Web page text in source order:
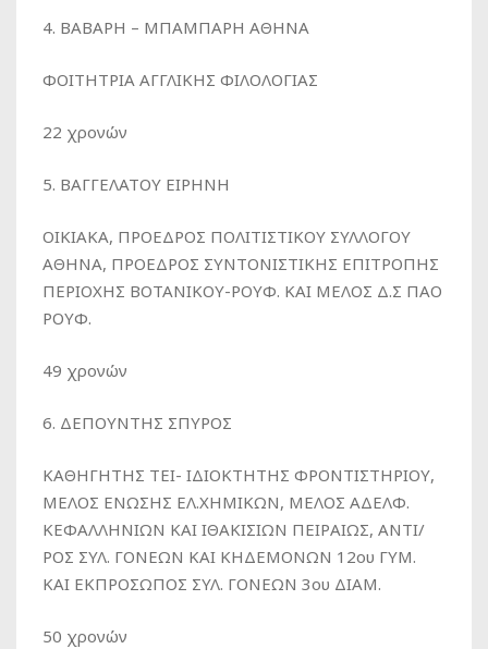
4. ΒΑΒΑΡΗ – ΜΠΑΜΠΑΡΗ ΑΘΗΝΑ
ΦΟΙΤΗΤΡΙΑ ΑΓΓΛΙΚΗΣ ΦΙΛΟΛΟΓΙΑΣ
22 χρονών
5. ΒΑΓΓΕΛΑΤΟΥ ΕΙΡΗΝΗ
ΟΙΚΙΑΚΑ, ΠΡΟΕΔΡΟΣ ΠΟΛΙΤΙΣΤΙΚΟΥ ΣΥΛΛΟΓΟΥ
ΑΘΗΝΑ, ΠΡΟΕΔΡΟΣ ΣΥΝΤΟΝΙΣΤΙΚΗΣ ΕΠΙΤΡΟΠΗΣ
ΠΕΡΙΟΧΗΣ ΒΟΤΑΝΙΚΟΥ-ΡΟΥΦ. ΚΑΙ ΜΕΛΟΣ Δ.Σ ΠΑΟ
ΡΟΥΦ.
49 χρονών
6. ΔΕΠΟΥΝΤΗΣ ΣΠΥΡΟΣ
ΚΑΘΗΓΗΤΗΣ ΤΕΙ- ΙΔΙΟΚΤΗΤΗΣ ΦΡΟΝΤΙΣΤΗΡΙΟΥ,
ΜΕΛΟΣ ΕΝΩΣΗΣ ΕΛ.ΧΗΜΙΚΩΝ, ΜΕΛΟΣ ΑΔΕΛΦ.
ΚΕΦΑΛΛΗΝΙΩΝ ΚΑΙ ΙΘΑΚΙΣΙΩΝ ΠΕΙΡΑΙΩΣ, ΑΝΤΙ/
ΡΟΣ ΣΥΛ. ΓΟΝΕΩΝ ΚΑΙ ΚΗΔΕΜΟΝΩΝ 12ου ΓΥΜ.
ΚΑΙ ΕΚΠΡΟΣΩΠΟΣ ΣΥΛ. ΓΟΝΕΩΝ 3ου ΔΙΑΜ.
50 χρονών